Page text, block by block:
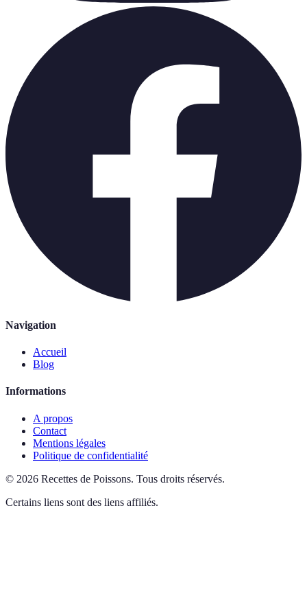
Navigation
Accueil
Blog
Informations
A propos
Contact
Mentions légales
Politique de confidentialité
© 2026 Recettes de Poissons. Tous droits réservés.
Certains liens sont des liens affiliés.